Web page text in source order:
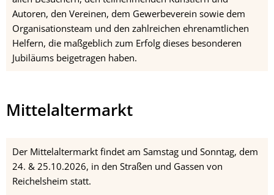
Autoren, den Vereinen, dem Gewerbeverein sowie dem
Organisationsteam und den zahlreichen ehrenamtlichen
Helfern, die maßgeblich zum Erfolg dieses besonderen
Jubiläums beigetragen haben.
Mittelaltermarkt
Der Mittelaltermarkt findet am Samstag und Sonntag, dem
24. & 25.10.2026, in den Straßen und Gassen von
Reichelsheim statt.